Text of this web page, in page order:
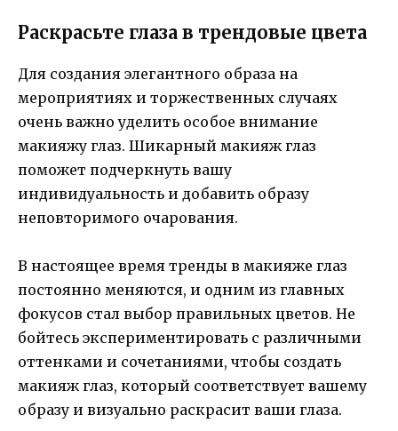
Раскрасьте глаза в трендовые цвета
Для создания элегантного образа на
мероприятиях и торжественных случаях
очень важно уделить особое внимание
макияжу глаз. Шикарный макияж глаз
поможет подчеркнуть вашу
индивидуальность и добавить образу
неповторимого очарования.
В настоящее время тренды в макияже глаз
постоянно меняются, и одним из главных
фокусов стал выбор правильных цветов. Не
бойтесь экспериментировать с различными
оттенками и сочетаниями, чтобы создать
макияж глаз, который соответствует вашему
образу и визуально раскрасит ваши глаза.